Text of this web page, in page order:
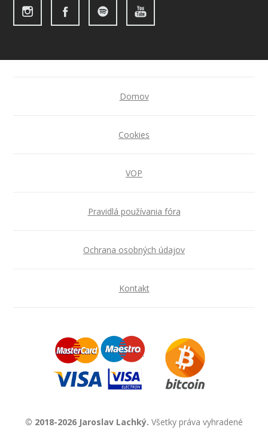
Domov
Cookies
VOP
Pravidlá používania fóra
Ochrana osobných údajov
Kontakt
© 2018-2026 Jaroslav Lachký. Všetky práva vyhradené